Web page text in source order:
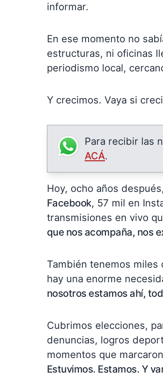
informar.
En ese momento no
estructuras, ni oficinas
periodismo local,
Y crecimos. Vaya si
Para recibir las
ACÁ.
Hoy, ocho años después,
Facebook, 57 mil en
transmisiones en vivo
que nos acompaña, nos
También tenemos
hay una enorme
nosotros estamos ahí,
Cubrimos elecciones,
denuncias, logros
momentos que
Estuvimos. Estamos. Y